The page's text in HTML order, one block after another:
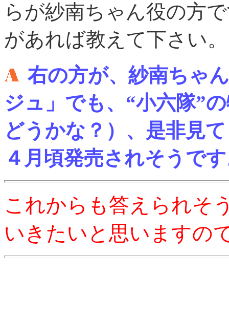
らが紗南ちゃん役の方
があれば教えて下さい
右の方が、紗南ちゃ
ジュ」でも、“小六隊”
どうかな？）、是非見
４月頃発売されそうで
これからも答えられそ
いきたいと思います